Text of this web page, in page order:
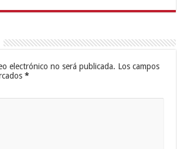
electrónico no será publicada. Los campos
*